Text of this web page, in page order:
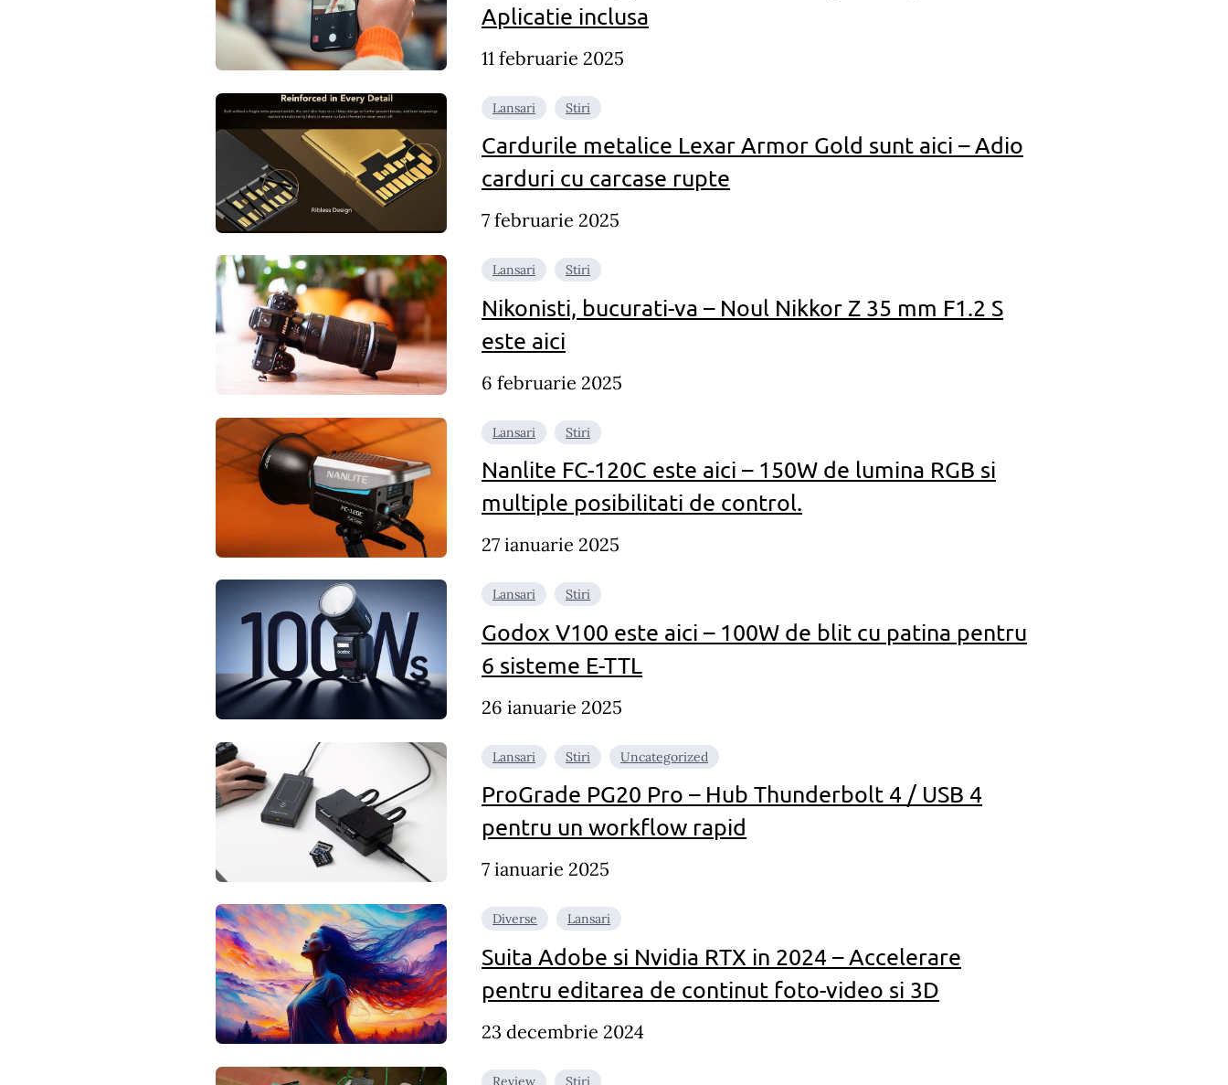
Aplicatie inclusa
11 februarie 2025
Lansari Stiri
Cardurile metalice Lexar Armor Gold sunt aici – Adio
carduri cu carcase rupte
7 februarie 2025
Lansari Stiri
Nikonisti, bucurati-va – Noul Nikkor Z 35 mm F1.2 S
este aici
6 februarie 2025
Lansari Stiri
Nanlite FC-120C este aici – 150W de lumina RGB si
multiple posibilitati de control.
27 ianuarie 2025
Lansari Stiri
Godox V100 este aici – 100W de blit cu patina pentru
6 sisteme E-TTL
26 ianuarie 2025
Lansari Stiri Uncategorized
ProGrade PG20 Pro – Hub Thunderbolt 4 / USB 4
pentru un workflow rapid
7 ianuarie 2025
Diverse Lansari
Suita Adobe si Nvidia RTX in 2024 – Accelerare
pentru editarea de continut foto-video si 3D
23 decembrie 2024
Review Stiri